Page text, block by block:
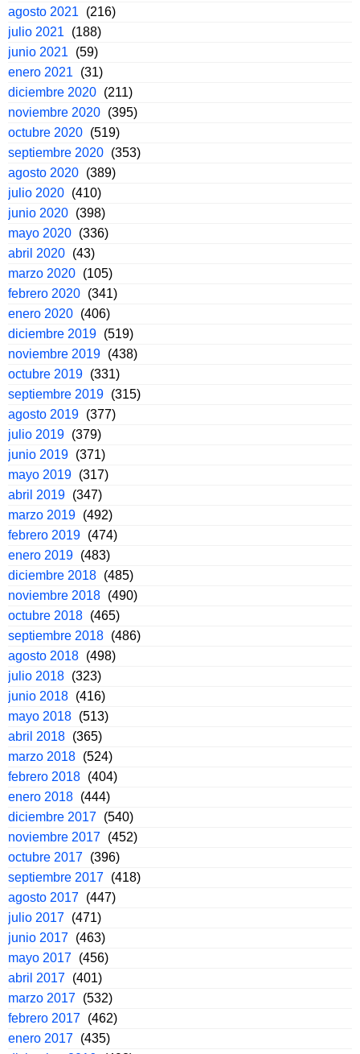
agosto 2021
(216)
julio 2021
(188)
junio 2021
(59)
enero 2021
(31)
diciembre 2020 (211)
noviembre 2020 (395)
octubre 2020 (519)
septiembre 2020 (353)
agosto 2020 (389)
julio 2020 (410)
junio 2020 (398)
mayo 2020 (336)
abril 2020 (43)
marzo 2020 (105)
febrero 2020 (341)
enero 2020 (406)
diciembre 2019 (519)
noviembre 2019 (438)
octubre 2019 (331)
septiembre 2019 (315)
agosto 2019 (377)
julio 2019 (379)
junio 2019 (371)
mayo 2019 (317)
abril 2019 (347)
marzo 2019 (492)
febrero 2019 (474)
enero 2019 (483)
diciembre 2018 (485)
noviembre 2018 (490)
octubre 2018 (465)
septiembre 2018 (486)
agosto 2018 (498)
julio 2018 (323)
junio 2018 (416)
mayo 2018 (513)
abril 2018 (365)
marzo 2018 (524)
febrero 2018 (404)
enero 2018 (444)
diciembre 2017 (540)
noviembre 2017 (452)
octubre 2017 (396)
septiembre 2017 (418)
agosto 2017 (447)
julio 2017 (471)
junio 2017 (463)
mayo 2017 (456)
abril 2017 (401)
marzo 2017 (532)
febrero 2017 (462)
enero 2017 (435)